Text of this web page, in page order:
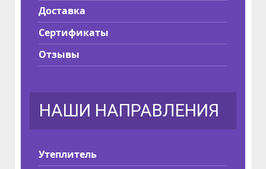
Доставка
Сертификаты
Отзывы
НАШИ НАПРАВЛЕНИЯ
Утеплитель